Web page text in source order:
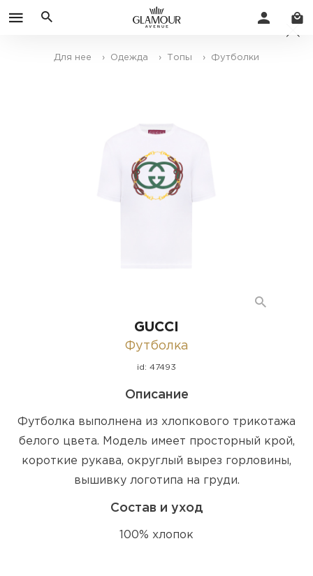
Для нее › Одежда › Топы › Футболки
GUCCI
Футболка
id: 47493
Описание
Футболка выполнена из хлопкового трикотажа
белого цвета. Модель имеет просторный крой,
короткие рукава, округлый вырез горловины,
вышивку логотипа на груди.
Состав и уход
100% хлопок